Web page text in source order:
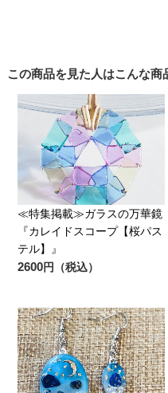
この商品を見た人はこんな商
≪特集掲載≫ガラスの万華鏡
『カレイドスコープ【桜パス
テル】』
2600円（税込）